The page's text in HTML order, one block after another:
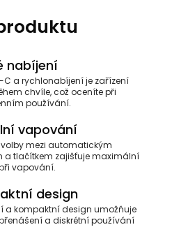
nabíjení
C a rychlonabíjení je zařízení
chvíle, což oceníte při
používání.
vapování
mezi automatickým
a tlačítkem zajišťuje maximální
vapování.
design
a kompaktní design umožňuje
a diskrétní používání